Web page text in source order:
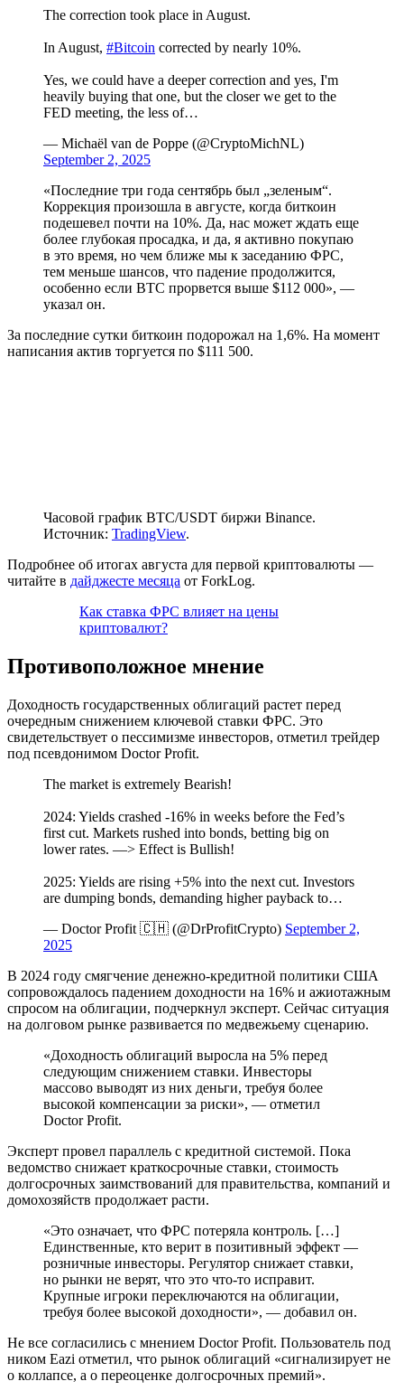
The correction took place in August.
In August, #Bitcoin corrected by nearly 10%.
Yes, we could have a deeper correction and yes, I'm
heavily buying that one, but the closer we get to the
FED meeting, the less of…
— Michaël van de Poppe (@CryptoMichNL)
September 2, 2025
«Последние три года сентябрь был „зеленым“.
Коррекция произошла в августе, когда биткоин
подешевел почти на 10%. Да, нас может ждать еще
более глубокая просадка, и да, я активно покупаю
в это время, но чем ближе мы к заседанию ФРС,
тем меньше шансов, что падение продолжится,
особенно если BTC прорвется выше $112 000», —
указал он.
За последние сутки биткоин подорожал на 1,6%. На момент
написания актив торгуется по $111 500.
Часовой график BTC/USDT биржи Binance.
Источник: TradingView.
Подробнее об итогах августа для первой криптовалюты —
читайте в дайджесте месяца от ForkLog.
Как ставка ФРС влияет на цены
криптовалют?
Противоположное мнение
Доходность государственных облигаций растет перед
очередным снижением ключевой ставки ФРС. Это
свидетельствует о пессимизме инвесторов, отметил трейдер
под псевдонимом Doctor Profit.
The market is extremely Bearish!
2024: Yields crashed -16% in weeks before the Fed’s
first cut. Markets rushed into bonds, betting big on
lower rates. —> Effect is Bullish!
2025: Yields are rising +5% into the next cut. Investors
are dumping bonds, demanding higher payback to…
— Doctor Profit 🇨🇭 (@DrProfitCrypto) September 2,
2025
В 2024 году смягчение денежно-кредитной политики США
сопровождалось падением доходности на 16% и ажиотажным
спросом на облигации, подчеркнул эксперт. Сейчас ситуация
на долговом рынке развивается по медвежьему сценарию.
«Доходность облигаций выросла на 5% перед
следующим снижением ставки. Инвесторы
массово выводят из них деньги, требуя более
высокой компенсации за риски», — отметил
Doctor Profit.
Эксперт провел параллель с кредитной системой. Пока
ведомство снижает краткосрочные ставки, стоимость
долгосрочных заимствований для правительства, компаний и
домохозяйств продолжает расти.
«Это означает, что ФРС потеряла контроль. […]
Единственные, кто верит в позитивный эффект —
розничные инвесторы. Регулятор снижает ставки,
но рынки не верят, что это что-то исправит.
Крупные игроки переключаются на облигации,
требуя более высокой доходности», — добавил он.
Не все согласились с мнением Doctor Profit. Пользователь под
ником Eazi отметил, что рынок облигаций «сигнализирует не
о коллапсе, а о переоценке долгосрочных премий».